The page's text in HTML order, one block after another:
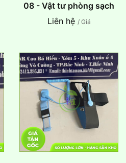
08 - Vật tư phòng sạch
Liên hệ / Giá